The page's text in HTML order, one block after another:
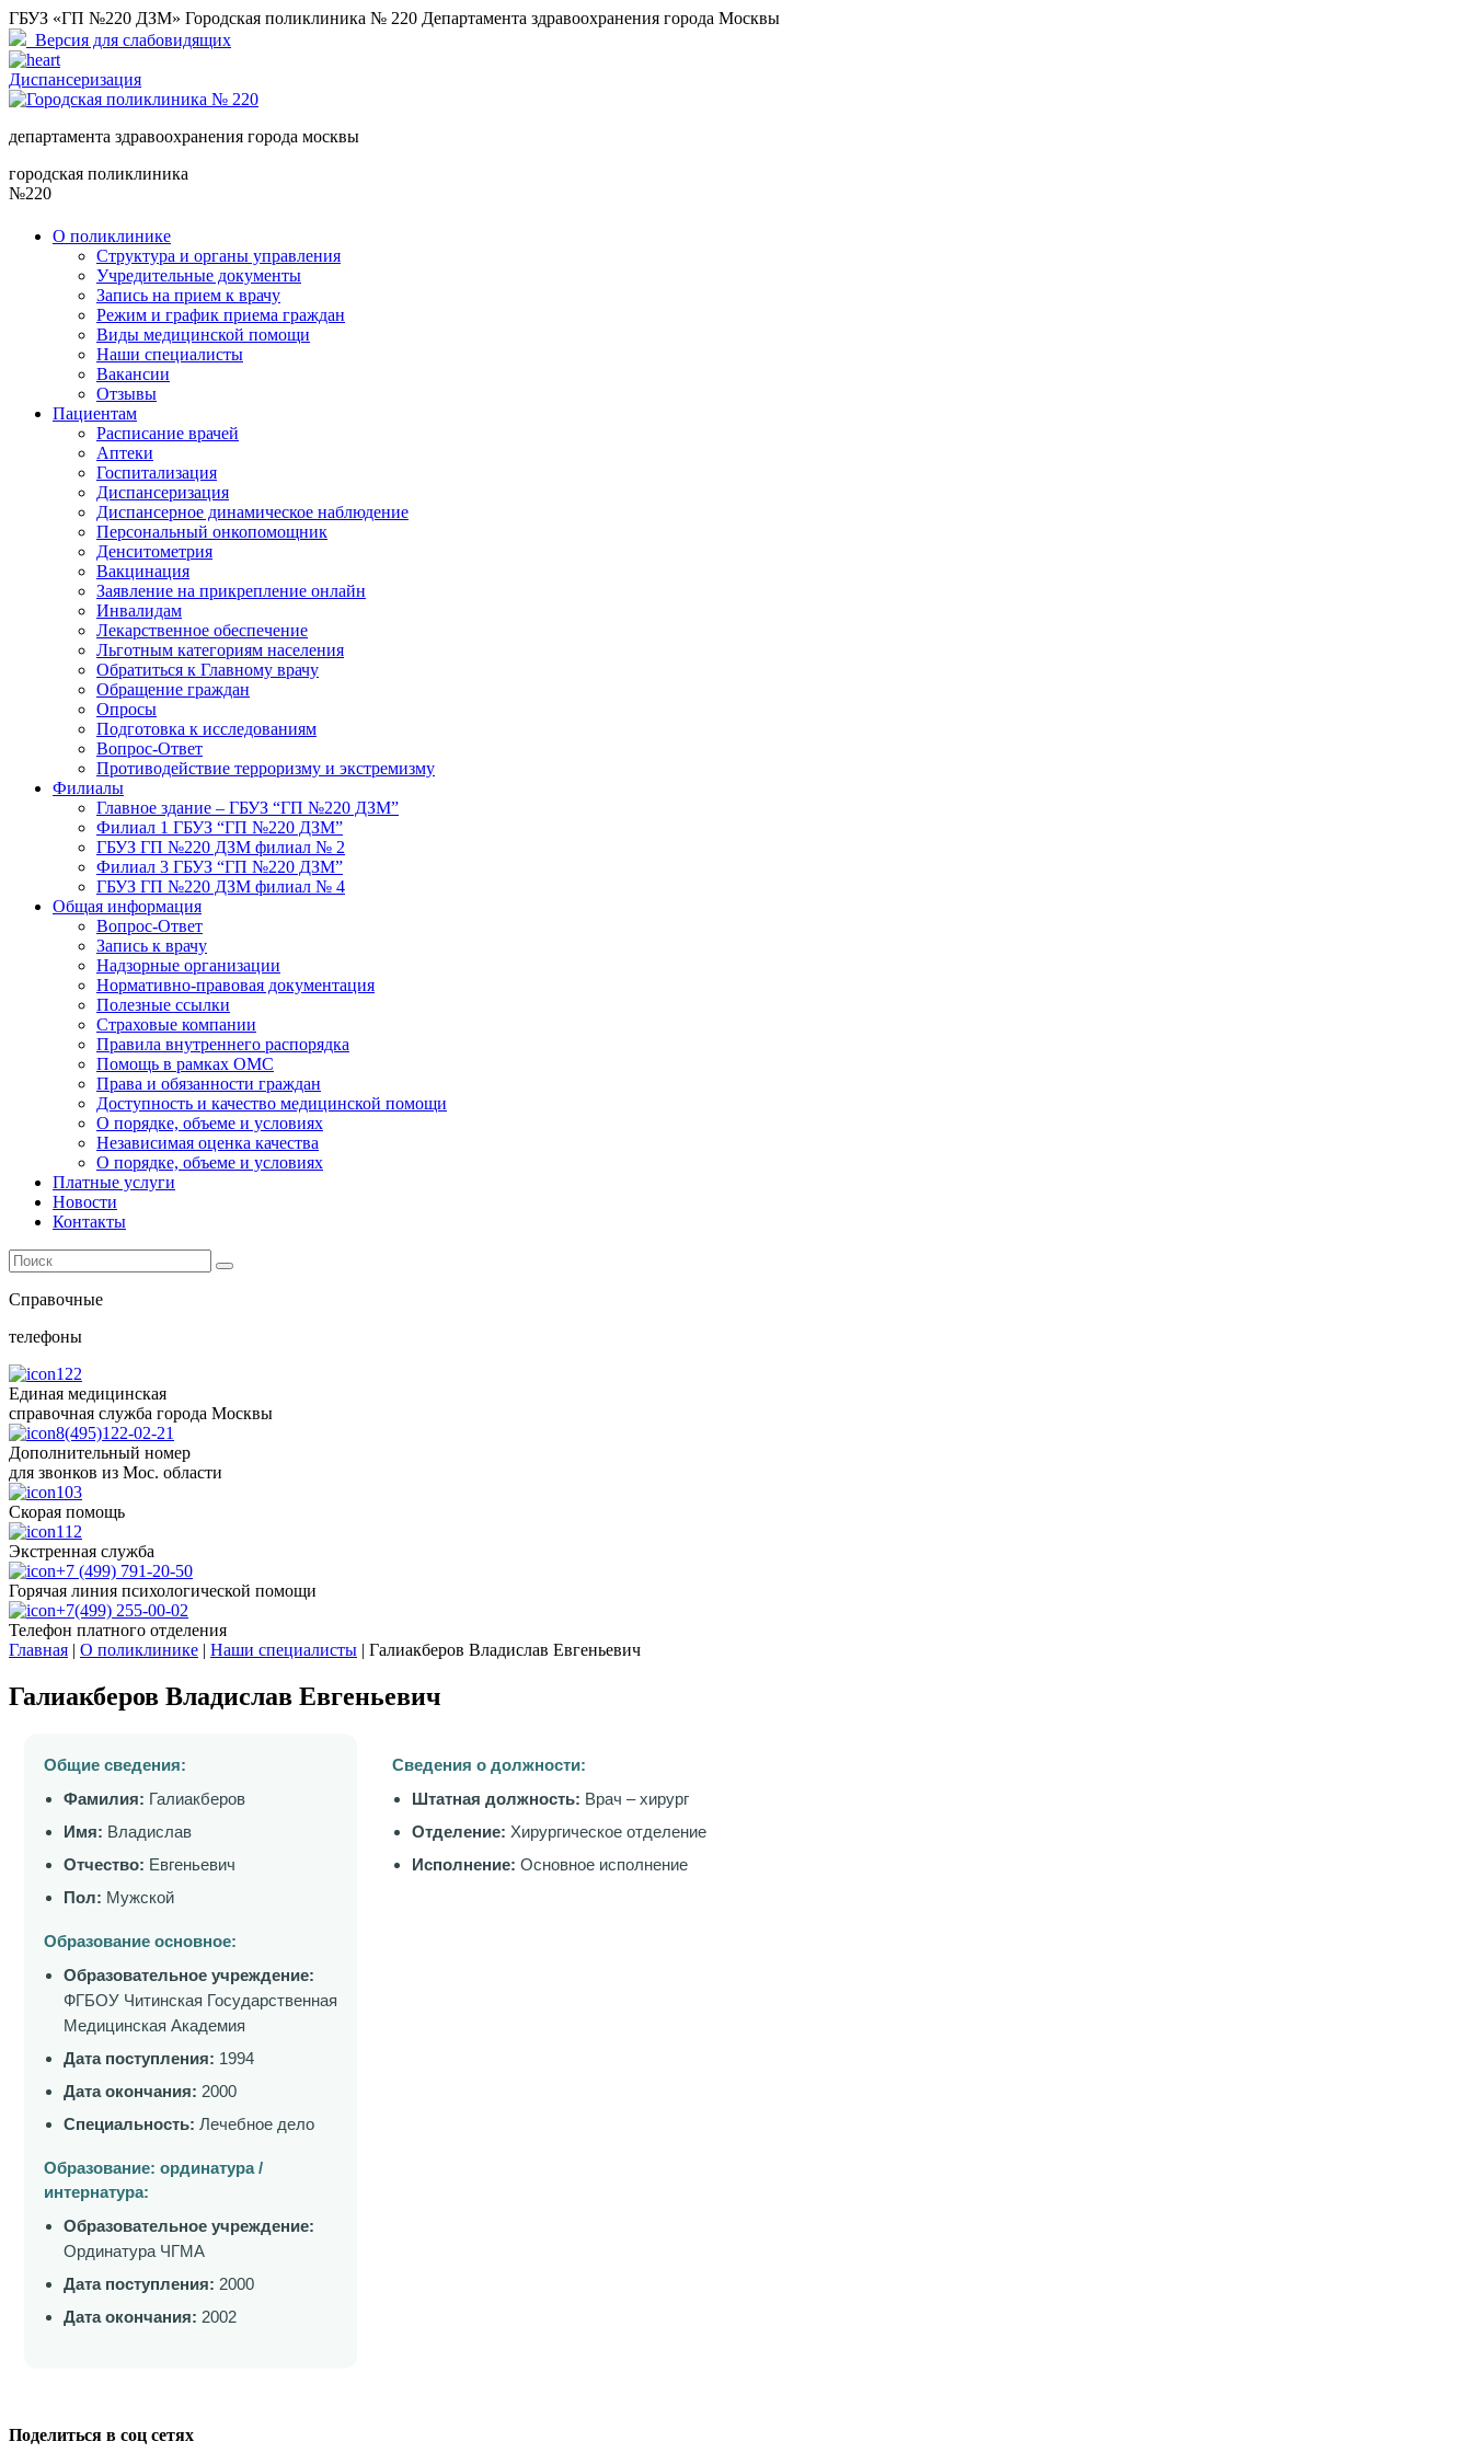
ГБУЗ «ГП №220 ДЗМ» Городская поликлиника № 220 Департамента здравоохранения города Москвы
Версия для слабовидящих
Диспансеризация
департамента здравоохранения города москвы
городская поликлиника
№220
О поликлинике
Структура и органы управления
Учредительные документы
Запись на прием к врачу
Режим и график приема граждан
Виды медицинской помощи
Наши специалисты
Вакансии
Отзывы
Пациентам
Расписание врачей
Аптеки
Госпитализация
Диспансеризация
Диспансерное динамическое наблюдение
Персональный онкопомощник
Денситометрия
Вакцинация
Заявление на прикрепление онлайн
Инвалидам
Лекарственное обеспечение
Льготным категориям населения
Обратиться к Главному врачу
Обращение граждан
Опросы
Подготовка к исследованиям
Вопрос-Ответ
Противодействие терроризму и экстремизму
Филиалы
Главное здание – ГБУЗ “ГП №220 ДЗМ”
Филиал 1 ГБУЗ “ГП №220 ДЗМ”
ГБУЗ ГП №220 ДЗМ филиал № 2
Филиал 3 ГБУЗ “ГП №220 ДЗМ”
ГБУЗ ГП №220 ДЗМ филиал № 4
Общая информация
Вопрос-Ответ
Запись к врачу
Надзорные организации
Нормативно-правовая документация
Полезные ссылки
Страховые компании
Правила внутреннего распорядка
Помощь в рамках ОМС
Права и обязанности граждан
Доступность и качество медицинской помощи
О порядке, объеме и условиях
Независимая оценка качества
О порядке, объеме и условиях
Платные услуги
Новости
Контакты
Справочные
телефоны
122
Единая медицинская
справочная служба города Москвы
8(495)122-02-21
Дополнительный номер
для звонков из Мос. области
103
Скорая помощь
112
Экстренная служба
+7 (499) 791-20-50
Горячая линия психологической помощи
+7(499) 255-00-02
Телефон платного отделения
Главная | О поликлинике | Наши специалисты | Галиакберов Владислав Евгеньевич
Галиакберов Владислав Евгеньевич
Общие сведения:
Фамилия: Галиакберов
Имя: Владислав
Отчество: Евгеньевич
Пол: Мужской
Образование основное:
Образовательное учреждение:
ФГБОУ Читинская Государственная
Медицинская Академия
Дата поступления: 1994
Дата окончания: 2000
Специальность: Лечебное дело
Образование: ординатура /
интернатура:
Образовательное учреждение:
Ординатура ЧГМА
Дата поступления: 2000
Дата окончания: 2002
Сведения о должности:
Штатная должность: Врач – хирург
Отделение: Хирургическое отделение
Исполнение: Основное исполнение
Поделиться в соц сетях